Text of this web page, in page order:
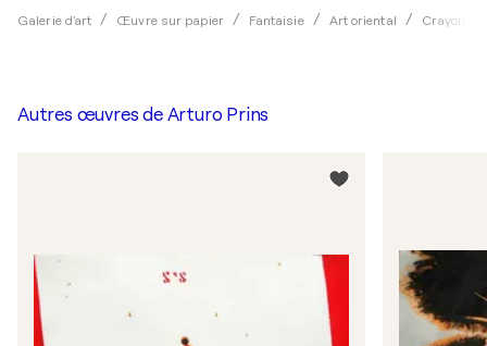
Galerie d'art Œuvre sur papier Fantaisie Art oriental Crayon
Autres œuvres de Arturo Prins